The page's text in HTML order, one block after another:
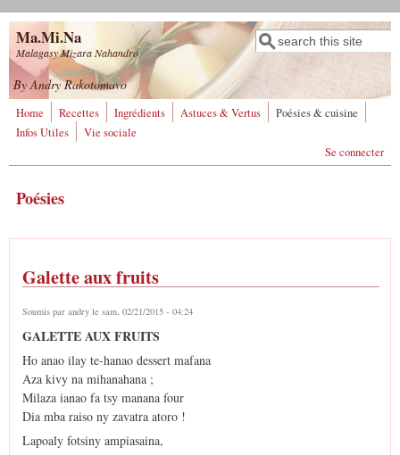
Aller au contenu principal
Ma.Mi.Na
Malagasy Mizara Nahandro
Formulaire de
recherche
Rechercher
By Andry Rakotomavo
Home Recettes Ingrédients Astuces & Vertus
Poésies & cuisine
Infos Utiles
Vie sociale
Se connecter
Poésies
Galette aux fruits
Soumis par andry le sam, 02/21/2015 - 04:24
GALETTE AUX FRUITS
Ho anao ilay te-hanao dessert mafana
Aza kivy na mihanahana ;
Milaza ianao fa tsy manana four
Dia mba raiso ny zavatra atoro !
Lapoaly fotsiny ampiasaina,